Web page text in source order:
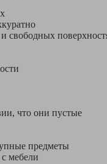
свободных
что они пустые
предметы
мебели